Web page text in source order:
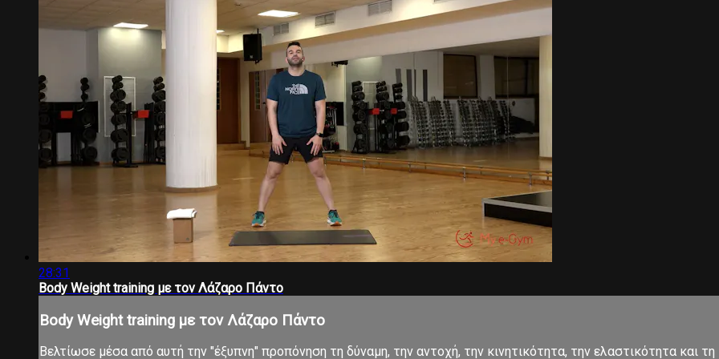
28:31
Body Weight training με τον Λάζαρο Πάντο
Body Weight training με τον Λάζαρο Πάντο
Βελτίωσε μέσα από αυτή την "έξυπνη" προπόνηση τη δύναμη, την αντοχή, την κινητικότητα, την ελαστικότητα και